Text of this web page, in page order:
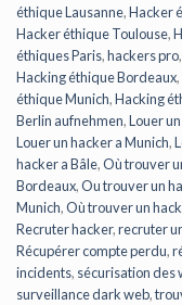
éthique Lausanne,Hacker
Hacker éthique Toulouse,
éthiques Paris,hackers pro,
Hacking éthique Bordeaux,
éthique Munich,Hacking
Berlin aufnehmen,Louer
Louer un hacker a Munich,
hacker a Bâle,Où trouver
Bordeaux,Ou trouver un
Munich,Où trouver un
Recruter hacker,recruter
Récupérer compte perdu,
incidents, sécurisation des
surveillance dark web,